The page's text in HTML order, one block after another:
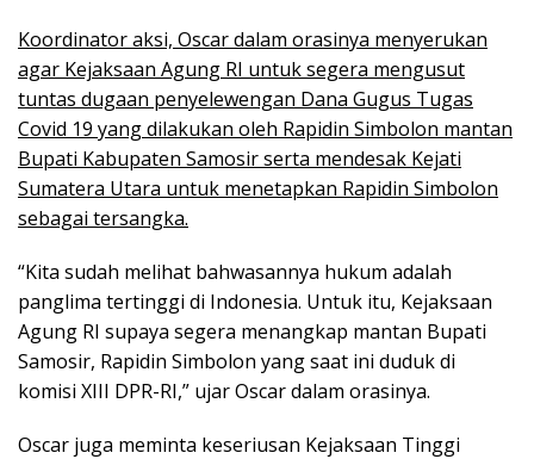
Koordinator aksi, Oscar dalam orasinya menyerukan
agar Kejaksaan Agung RI untuk segera mengusut
tuntas dugaan penyelewengan Dana Gugus Tugas
Covid 19 yang dilakukan oleh Rapidin Simbolon mantan
Bupati Kabupaten Samosir serta mendesak Kejati
Sumatera Utara untuk menetapkan Rapidin Simbolon
sebagai tersangka.
“Kita sudah melihat bahwasannya hukum adalah
panglima tertinggi di Indonesia. Untuk itu, Kejaksaan
Agung RI supaya segera menangkap mantan Bupati
Samosir, Rapidin Simbolon yang saat ini duduk di
komisi XIII DPR-RI,” ujar Oscar dalam orasinya.
Oscar juga meminta keseriusan Kejaksaan Tinggi